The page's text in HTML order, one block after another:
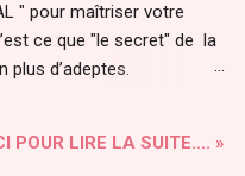
" pour maîtriser votre
ce que "le secret" de la
plus d’adeptes.
de l’univers. On
POUR LIRE LA SUITE.... »